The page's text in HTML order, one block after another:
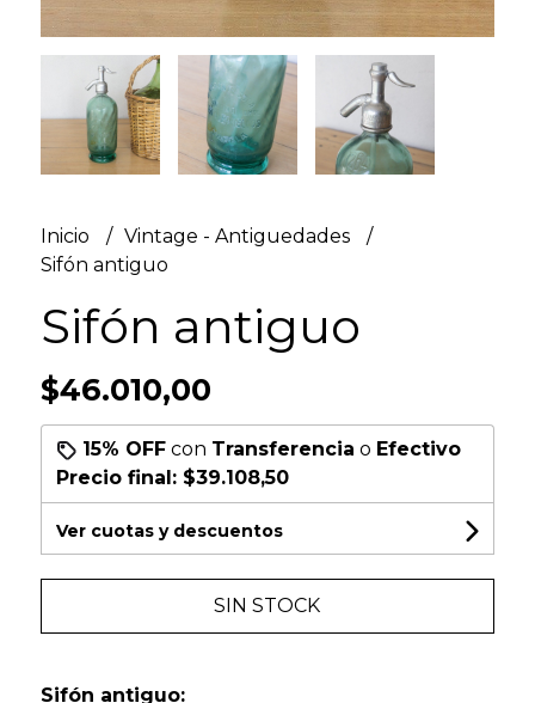
Inicio
Vintage - Antiguedades
Sifón antiguo
Sifón antiguo
$46.010,00
15% OFFcon Transferencia o Efectivo
Precio final: $39.108,50
Ver cuotas y descuentos
SIN STOCK
Sifón antiguo: